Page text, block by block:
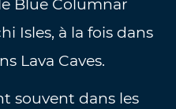
Blue Columnar
Isles, à la fois dans
Lava Caves.
souvent dans les